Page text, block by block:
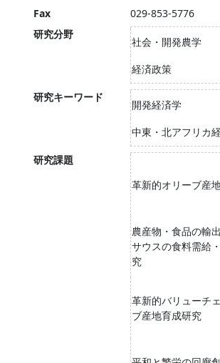
Fax
029-853-5776
研究分野
社会・開発農学
経済政策
研究キーワード
開発経済学
中東・北アフリカ
研究課題
革新的オリーブ産
農産物・食品の輸
サウスの食料需給
究
革新的バリューチ
ブ産地育成研究